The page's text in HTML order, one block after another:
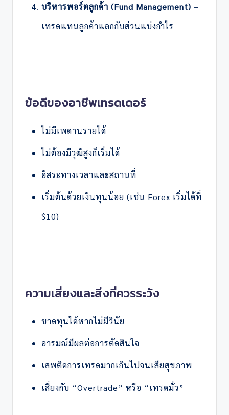
บริหารพอร์ตลูกค้า (Fund Management) –
เทรดแทนลูกค้าแลกกับส่วนแบ่งกำไร
ข้อดีของอาชีพเทรดเดอร์
ไม่มีเพดานรายได้
ไม่ต้องมีวุฒิสูงก็เริ่มได้
อิสระทางเวลาและสถานที่
เริ่มต้นด้วยเงินทุนน้อย (เช่น Forex เริ่มได้ที่
$10)
ความเสี่ยงและสิ่งที่ควรระวัง
ขาดทุนได้หากไม่มีวินัย
อารมณ์มีผลต่อการตัดสินใจ
เสพติดการเทรดมากเกินไปจนเสียสุขภาพ
เสี่ยงกับ “Overtrade” หรือ “เทรดมั่ว”